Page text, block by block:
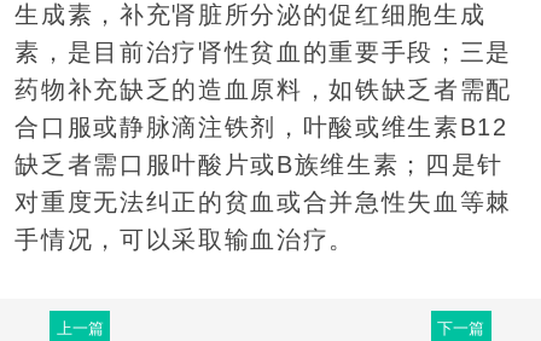
生成素，补充肾脏所分泌的促红细胞生成
素，是目前治疗肾性贫血的重要手段；三是
药物补充缺乏的造血原料，如铁缺乏者需配
合口服或静脉滴注铁剂，叶酸或维生素B12
缺乏者需口服叶酸片或B族维生素；四是针
对重度无法纠正的贫血或合并急性失血等棘
手情况，可以采取输血治疗。
上一篇 下一篇